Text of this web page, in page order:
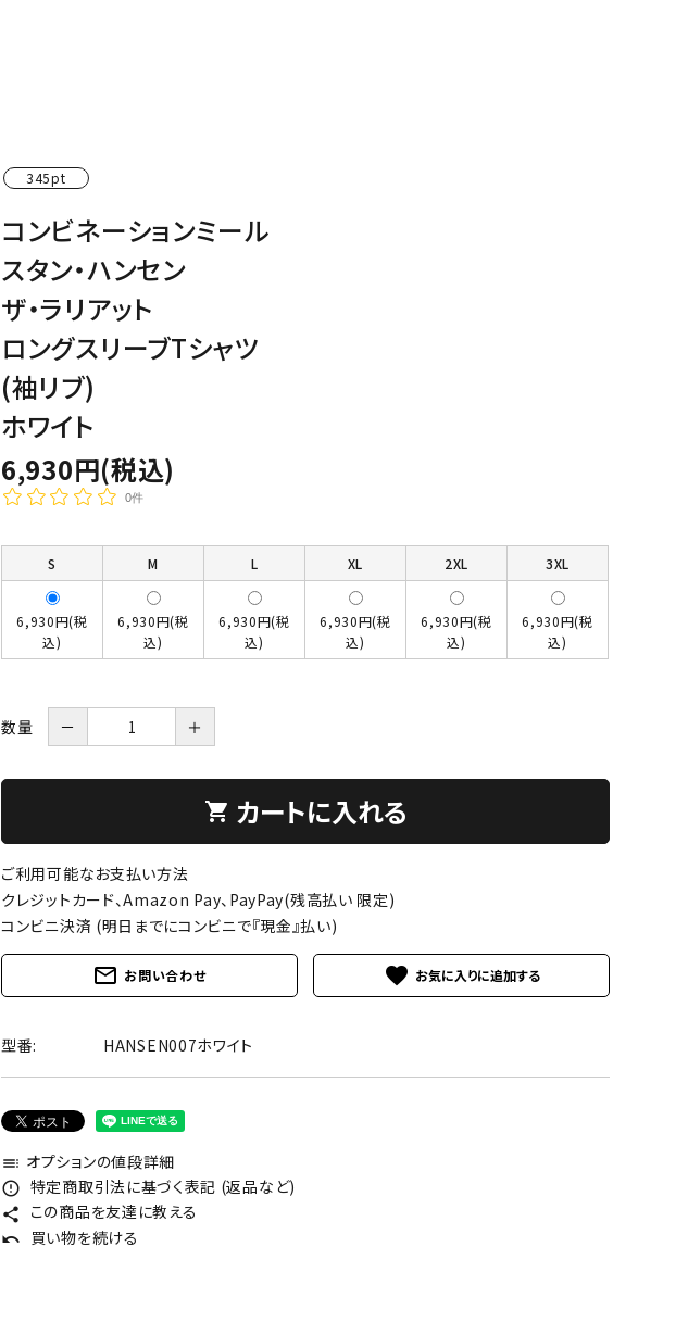
345pt
コンビネーションミール
スタン・ハンセン
ザ・ラリアット
ロングスリーブTシャツ
(袖リブ)
ホワイト
6,930円(税込)
0件
S M L XL 2XL 3XL
6,930円(税
込)
6,930円(税
込)
6,930円(税
込)
6,930円(税
込)
6,930円(税
込)
6,930円(税
込)
数量 － ＋
shopping_cart カートに入れる
ご利用可能なお支払い方法
クレジットカード、Amazon Pay、PayPay(残高払い 限定)
コンビニ決済 (明日までにコンビニで『現金』払い)
mail_outline お問い合わせ favorite
型番: HANSEN007ホワイト
toc オプションの値段詳細
error_outline 特定商取引法に基づく表記 (返品など)
share この商品を友達に教える
undo 買い物を続ける